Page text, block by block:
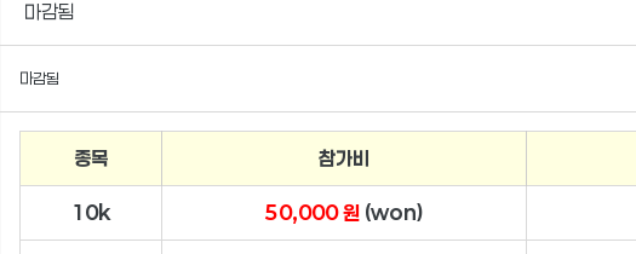
마감됨
마감됨
종목 참가비
10k 50,000 원 (won)